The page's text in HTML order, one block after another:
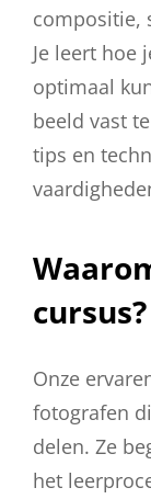
compositie,
Je leert hoe
optimaal
beeld vast
tips en
cursus?
Onze
fotografen
delen. Ze
het